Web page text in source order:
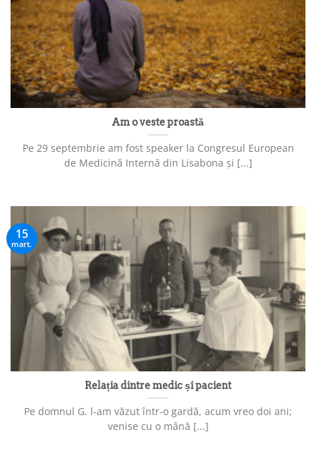
Am o veste proastă
Pe 29 septembrie am fost speaker la Congresul European
de Medicină Internă din Lisabona și [...]
Relația dintre medic și pacient
Pe domnul G. l-am văzut într-o gardă, acum vreo doi ani;
venise cu o mână [...]
15
mart.